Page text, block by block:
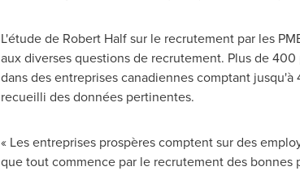
L'étude de Robert Half sur le recrutement par les
aux diverses questions de recrutement. Plus de
dans des entreprises canadiennes comptant
recueilli des données pertinentes.
« Les entreprises prospères comptent sur des
que tout commence par le recrutement des